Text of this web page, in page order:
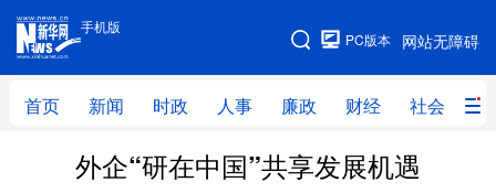
手机版
网站无障碍
PC版本
首页 新闻 时政 人事 廉政 财经 社会 科
手机版
网站地图
首页 新闻 时政 人事
外企“研在中国”共享发展机遇